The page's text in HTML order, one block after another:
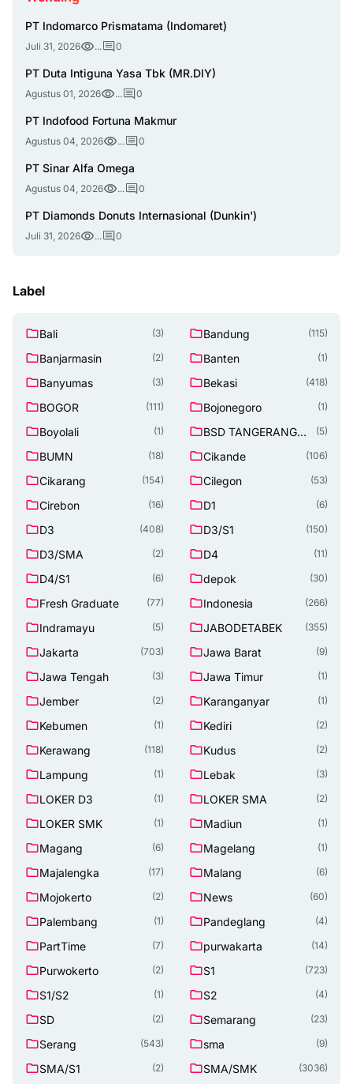
PT Indomarco Prismatama (Indomaret)
Juli 31, 2026 ... 0
PT Duta Intiguna Yasa Tbk (MR.DIY)
Agustus 01, 2026 ... 0
PT Indofood Fortuna Makmur
Agustus 04, 2026 ... 0
PT Sinar Alfa Omega
Agustus 04, 2026 ... 0
PT Diamonds Donuts Internasional (Dunkin')
Juli 31, 2026 ... 0
Label
Bali (3) Bandung (115)
Banjarmasin (2) Banten (1)
Banyumas (3) Bekasi (418)
BOGOR (111) Bojonegoro (1)
Boyolali (1)
BSD TANGERANG
(5)
BUMN (18) Cikande (106)
Cikarang (154) Cilegon (53)
Cirebon (16) D1 (6)
D3 (408) D3/S1 (150)
D3/SMA (2) D4 (11)
D4/S1 (6) depok (30)
Fresh Graduate (77) Indonesia (266)
Indramayu (5) JABODETABEK (355)
Jakarta (703) Jawa Barat (9)
Jawa Tengah (3) Jawa Timur (1)
Jember (2) Karanganyar (1)
Kebumen (1) Kediri (2)
Kerawang (118) Kudus (2)
Lampung (1) Lebak (3)
LOKER D3 (1) LOKER SMA (2)
LOKER SMK (1) Madiun (1)
Magang (6) Magelang (1)
Majalengka (17) Malang (6)
Mojokerto (2) News (60)
Palembang (1) Pandeglang (4)
PartTime (7) purwakarta (14)
Purwokerto (2) S1 (723)
S1/S2 (1) S2 (4)
SD (2) Semarang (23)
Serang (543) sma (9)
SMA/S1 (2) SMA/SMK (3036)